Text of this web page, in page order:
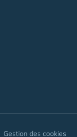
Gestion des cookies